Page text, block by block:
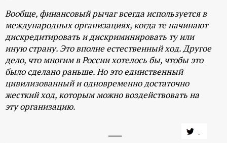
Вообще, финансовый рычаг всегда используется в
международных организациях, когда те начинают
дискредитировать и дискриминировать ту или
иную страну. Это вполне естественный ход. Другое
дело, что многим в России хотелось бы, чтобы это
было сделано раньше. Но это единственный
цивилизованный и одновременно достаточно
жесткий ход, которым можно воздействовать на
эту организацию.